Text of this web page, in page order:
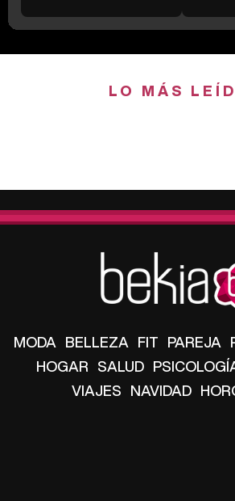
LO MÁS
MODA BELLEZA FIT PAREJA
HOGAR SALUD
VIAJES NAVIDAD